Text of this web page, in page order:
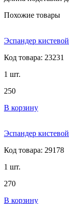
Похожие товары
Эспандер
Код товара: 23231
1 шт.
250
В корзину
Эспандер
Код товара: 29178
1 шт.
270
В корзину